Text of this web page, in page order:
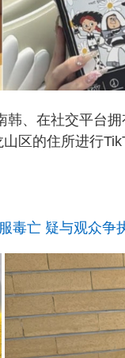
、在社交平台
区的住所进行
毒亡 疑与观众争